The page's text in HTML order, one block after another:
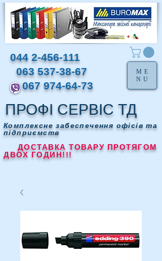
ПРОФІ СЕРВІС ТД
Комплексне забеспечення офісів та
підприємств
ДОСТАВКА ТОВАРУ ПРОТЯГОМ
ДВОХ ГОДИН!!!
044 2-456-111
063 537-38-67
067 974-64-73
ME
NU